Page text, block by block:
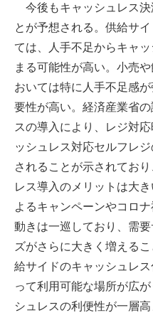
今後もキャッシュレス
とが予想される。供給サ
ては、人手不足からキャ
まる可能性が高い。小売
おいては特に人手不足感
要性が高い。経済産業省
スの導入により、レジ対
ッシュレス対応セルフレ
されることが示されてお
レス導入のメリットは大
よるキャンペーンやコロ
動きは一巡しており、需
ズがさらに大きく増える
給サイドのキャッシュレ
って利用可能な場所が広
シュレスの利便性が一層